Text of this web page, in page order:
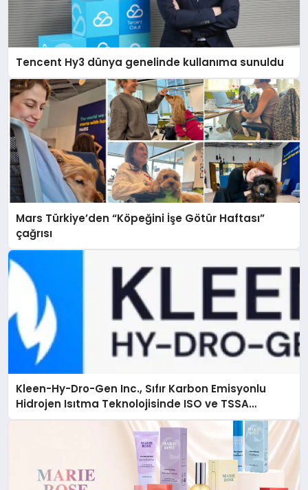
Tencent Hy3 dünya genelinde kullanıma sunuldu
Mars Türkiye’den “Köpeğini İşe Götür Haftası”
çağrısı
Kleen-Hy-Dro-Gen Inc., Sıfır Karbon Emisyonlu
Hidrojen Isıtma Teknolojisinde ISO ve TSSA
Düzenleyici Onaylarını Aldı